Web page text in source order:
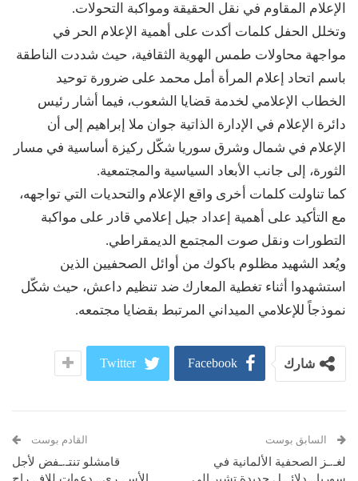
الإعلام المقاوم في نقل الحقيقة ومواكبة التحولات.
وتخلل الحفل كلمات أكدت على أهمية الإعلام الحر في
مواجهة محاولات طمس الهوية الثقافية، حيث شددت الناطقة
باسم اتحاد إعلام المرأة أمل محمد على ضرورة توحيد
الخطاب الإعلامي لخدمة قضايا الشعوب، فيما أشار رئيس
دائرة الإعلام في الإدارة الذاتية جوان ملا إبراهيم إلى أن
الإعلام في شمال وشرق سوريا شكّل ركيزة أساسية في مسار
الثورة، إلى جانب الأبعاد السياسية والمجتمعية.
كما تناولت كلمات أخرى واقع الإعلام والتحديات التي تواجهه،
مع التأكيد على أهمية إعداد جيل إعلامي قادر على مواكبة
التطورات ونقل صوت المجتمع الديمقراطي.
ويُعد الشهيد مظلوم باكوك من أوائل الصحفيين الذين
استشهدوا أثناء تغطية المعارك ضد تنظيم داعش، حيث شكّل
نموذجاً للإعلامي الميداني المرتبط بقضايا مجتمعه.
شارك Facebook
Twitter
السابق بوست
لغـ.ـز الصحفية الألمانية في
القادم بوست
قامشلو تنتـ.ـفض لأجل